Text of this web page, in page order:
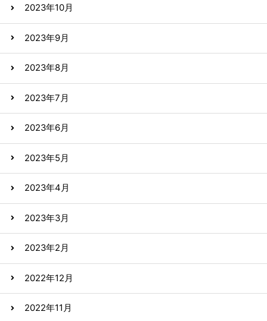
2023年10月
2023年9月
2023年8月
2023年7月
2023年6月
2023年5月
2023年4月
2023年3月
2023年2月
2022年12月
2022年11月